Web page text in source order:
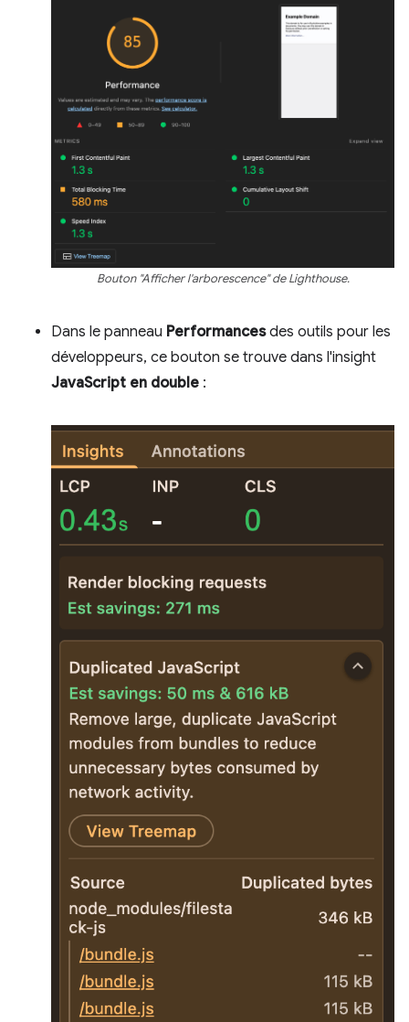
Bouton "Afficher l'arborescence" de Lighthouse.
Dans le panneau Performancesdes outils pour les
développeurs, ce bouton se trouve dans l'insight
JavaScript en double :